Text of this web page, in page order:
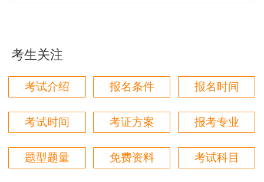
用户m1****88
太喜欢王英老师了
用户m5****68
平台历史购买的课程，老师讲的多非常好
老师讲的很细致很认真，课件准备充分也非常有耐
考生关注
考试介绍 报名条件 报名时间
考试时间 考证方案 报考专业
题型题量 免费资料 考试科目